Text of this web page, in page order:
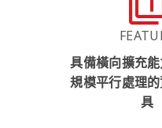
具備橫向擴充
規模平行處理
具